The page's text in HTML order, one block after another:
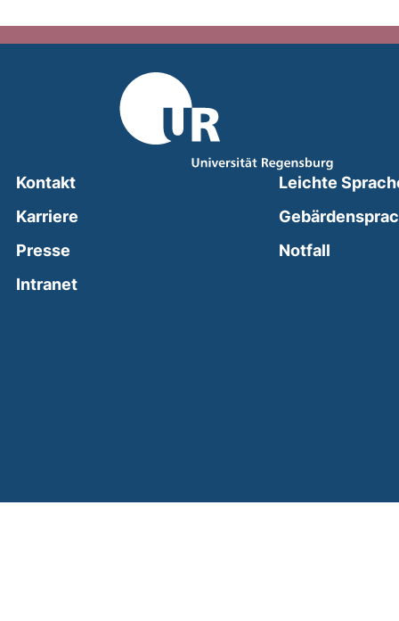
Kontakt
Karriere
Presse
Intranet(external link, opens in a new window)
Leichte
Notfall